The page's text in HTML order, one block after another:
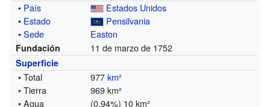
• País
Estados Unidos
• Estado
Pensilvania
•Sede Easton
Fundación 11 de marzo de 1752
Superficie
• Total 977km²
• Tierra
969 km²
• Agua
(0.94%) 10 km²